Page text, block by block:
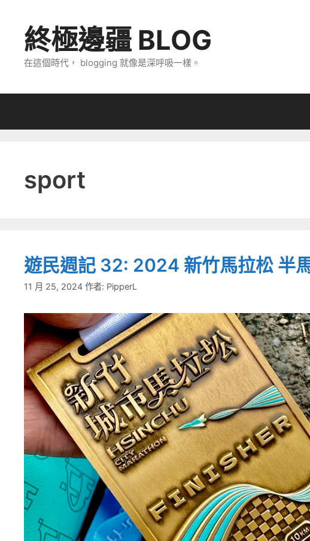
終極邊疆 BLOG
在這個時代， blogging 就像是深呼吸一樣。
sport
遊民週記 32: 2024 新竹馬拉松 半
11 月 25, 2024 作者: PipperL